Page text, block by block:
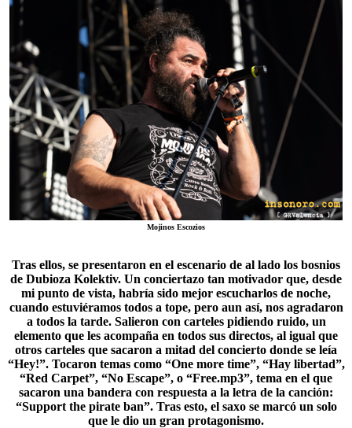
Mojinos Escozios
Tras ellos, se presentaron en el escenario de al lado los bosnios
de Dubioza Kolektiv. Un conciertazo tan motivador que, desde
mi punto de vista, habría sido mejor escucharlos de noche,
cuando estuviéramos todos a tope, pero aun así, nos agradaron
a todos la tarde. Salieron con carteles pidiendo ruido, un
elemento que les acompaña en todos sus directos, al igual que
otros carteles que sacaron a mitad del concierto donde se leía
“Hey!”. Tocaron temas como “One more time”, “Hay libertad”,
“Red Carpet”, “No Escape”, o “Free.mp3”, tema en el que
sacaron una bandera con respuesta a la letra de la canción:
“Support the pirate ban”. Tras esto, el saxo se marcó un solo
que le dio un gran protagonismo.